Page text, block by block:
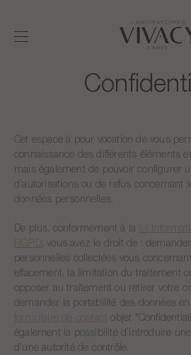
Cet espace à pour vocation de vous
connaissance des différents éléments
mais également de pouvoir configurer
d’autorisations ou de refus concernant
données personnelles.
De plus, conformément à la loi
RGPD, vous avez le droit de :
personnelles collectées vous
effacement, la limitation du traitement
opposer au traitement ou retirer votre
demander la portabilité des données
formulaire de contact objet
également la possibilité d’introduire
d’une autorité de contrôle.